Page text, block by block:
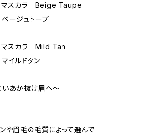
マスカラ Beige Taupe
ージュトープ
スカラ Mild Tan
イルドタン
いあか抜け眉へ～
や眉毛の毛質によって選んで